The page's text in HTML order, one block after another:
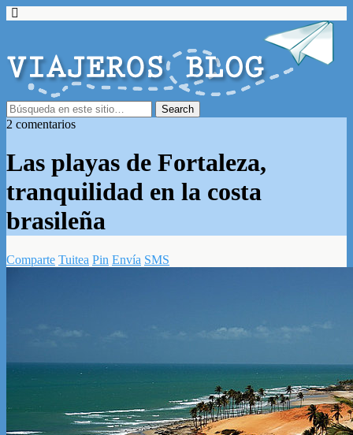
2 comentarios
Las playas de Fortaleza,
tranquilidad en la costa
brasileña
Comparte Tuitea Pin Envía SMS